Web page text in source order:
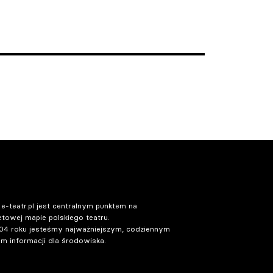
teatr.pl jest centralnym punktem na
mapie polskiego teatru.
roku jesteśmy najważniejszym, codziennym
informacji dla środowiska.